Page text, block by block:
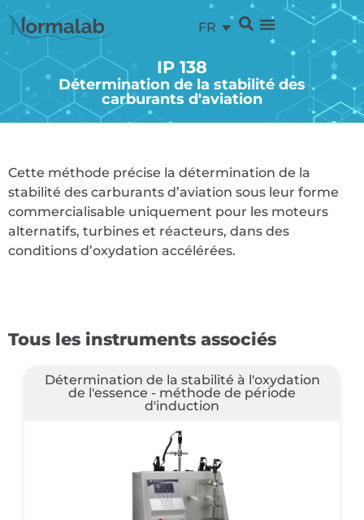
FR
IP 138
Détermination de la stabilité des
carburants d'aviation
Cette méthode précise la détermination de la
stabilité des carburants d’aviation sous leur forme
commercialisable uniquement pour les moteurs
alternatifs, turbines et réacteurs, dans des
conditions d’oxydation accélérées.
Tous les instruments associés
Détermination de la stabilité à l'oxydation
de l'essence - méthode de période
d'induction